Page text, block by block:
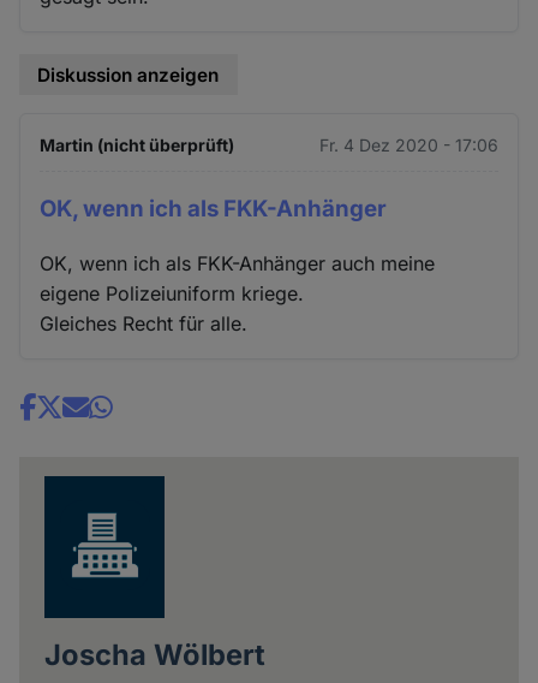
Diskussion anzeigen
Martin (nicht überprüft) Fr. 4 Dez 2020 - 17:06
OK, wenn ich als FKK-Anhänger
OK, wenn ich als FKK-Anhänger auch meine
eigene Polizeiuniform kriege.
Gleiches Recht für alle.
Share
Joscha Wölbert